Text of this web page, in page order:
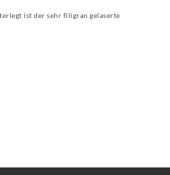
ist der sehr filigran gelaserte